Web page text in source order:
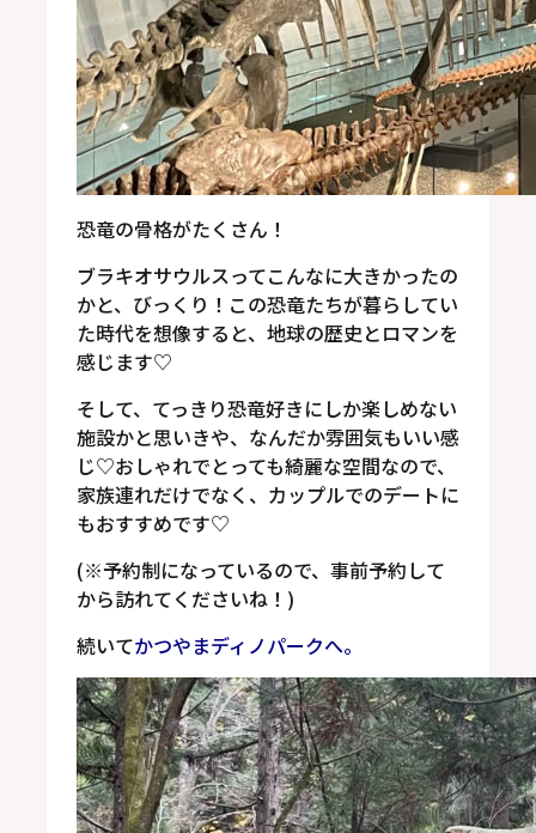
恐竜の骨格がたくさん！
ブラキオサウルスってこんなに大きかったの
かと、びっくり！ この恐竜たちが暮らしてい
た時代を想像すると、地球の歴史とロマンを
感じます♡
そして、てっきり恐竜好きにしか楽しめない
施設かと思いきや、なんだか雰囲気もいい感
じ♡おしゃれでとっても綺麗な空間なので、
家族連れだけでなく、カップルでのデートに
もおすすめです♡
(※予約制になっているので、事前予約して
から訪れてくださいね！)
続いてかつやまディノパークへ。